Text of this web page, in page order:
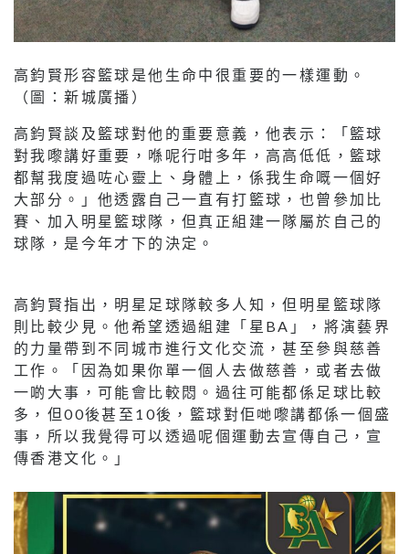
高鈞賢形容籃球是他生命中很重要的一樣運動。
（圖：新城廣播）
高鈞賢談及籃球對他的重要意義，他表示：「籃球
對我嚟講好重要，喺呢行咁多年，高高低低，籃球
都幫我度過咗心靈上、身體上，係我生命嘅一個好
大部分。」他透露自己一直有打籃球，也曾參加比
賽、加入明星籃球隊，但真正組建一隊屬於自己的
球隊，是今年才下的決定。
高鈞賢指出，明星足球隊較多人知，但明星籃球隊
則比較少見。他希望透過組建「星BA」，將演藝界
的力量帶到不同城市進行文化交流，甚至參與慈善
工作。「因為如果你單一個人去做慈善，或者去做
一啲大事，可能會比較悶。過往可能都係足球比較
多，但00後甚至10後，籃球對佢哋嚟講都係一個盛
事，所以我覺得可以透過呢個運動去宣傳自己，宣
傳香港文化。」